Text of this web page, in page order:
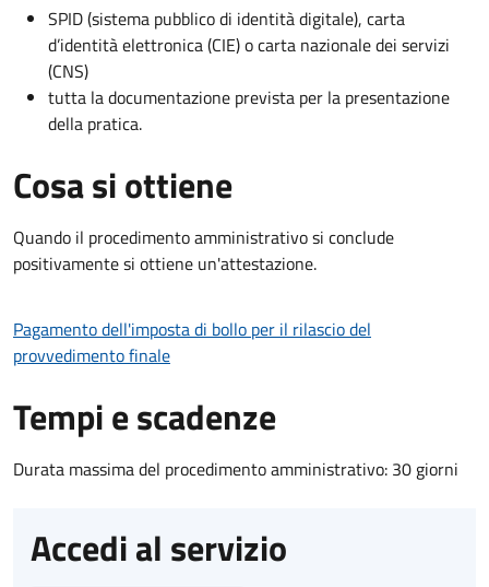
SPID (sistema pubblico di identità digitale), carta
d’identità elettronica (CIE) o carta nazionale dei servizi
(CNS)
tutta la documentazione prevista per la presentazione
della pratica.
Cosa si ottiene
Quando il procedimento amministrativo si conclude
positivamente si ottiene un'attestazione.
Pagamento dell'imposta di bollo per il rilascio del
provvedimento finale
Tempi e scadenze
Durata massima del procedimento amministrativo: 30 giorni
Accedi al servizio